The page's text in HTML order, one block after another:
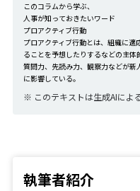
このコラムから学ぶ、
人事が知っておきたいワード
プロアクティブ行動
プロアクティブ行動とは、組織に
ることを予想したりするなどの主
質問力、先読み力、観察力などが
に影響している。
※ このテキストは生成AIによ
執筆者紹介